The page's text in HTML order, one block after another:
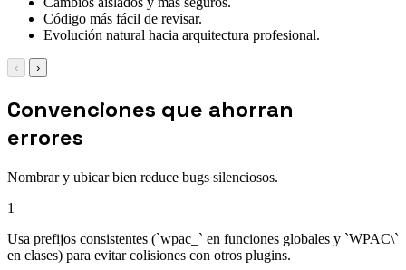
Código más fácil de revisar.
Evolución natural hacia arquitectura profesional.
‹ ›
Convenciones que ahorran
errores
Nombrar y ubicar bien reduce bugs silenciosos.
1
Usa prefijos consistentes (`wpac_` en funciones globales y `WPAC\`
en clases) para evitar colisiones con otros plugins.